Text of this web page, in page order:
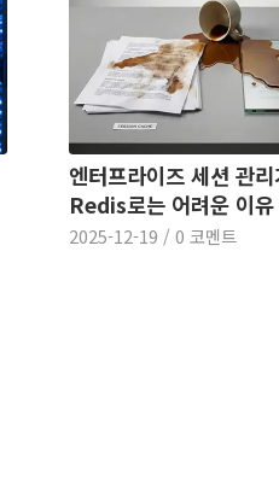
엔터프라이즈 세션 관
Redis로는 어려운 이유
2025-12-19 / 0 코멘트